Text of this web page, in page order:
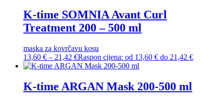
K-time SOMNIA Avant Curl
Treatment 200 – 500 ml
maska za kovrčavu kosu
13,60 € – 21,42 €Raspon cijena: od 13,60 € do 21,42 €
K-time ARGAN Mask 200-500 ml